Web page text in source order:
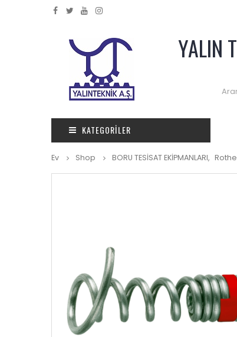
YALIN
KATEGORILER
Ev Shop BORU TESİSAT EKİPMANLARI,